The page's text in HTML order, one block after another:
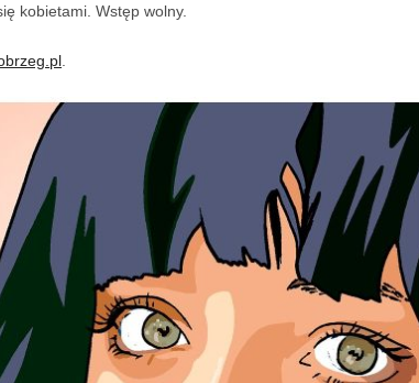
kobietami. Wstęp wolny.